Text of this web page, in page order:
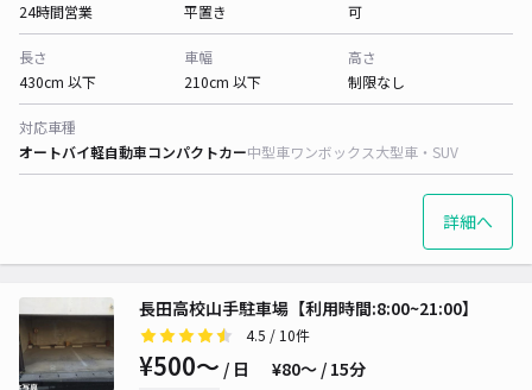
24時間営業
平置き
可
長さ
430cm 以下
車幅
210cm 以下
高さ
制限なし
対応車種
オートバイ軽自動車コンパクトカー中型車ワンボックス大型車・SUV
詳細へ
長田高校山手駐車場【利用時間:8:00~21:00】
4.5 / 10件
¥500〜 / 日 ¥80〜 / 15分